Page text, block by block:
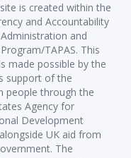
is created within the
and Accountability
and
TAPAS. This
made possible by the
support of the
people through the
Agency for
Development
UK aid from
The